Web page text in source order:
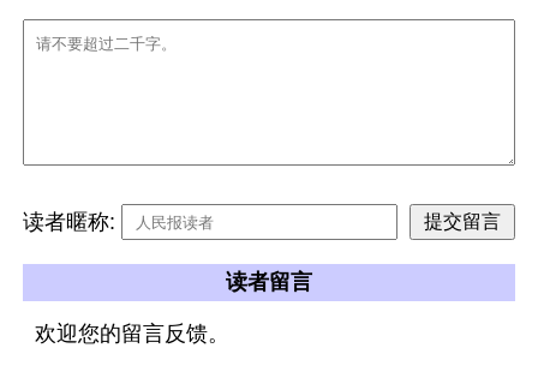
读者暱称:
读者留言
欢迎您的留言反馈。